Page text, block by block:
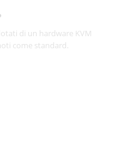
di un hardware KVM
come standard.